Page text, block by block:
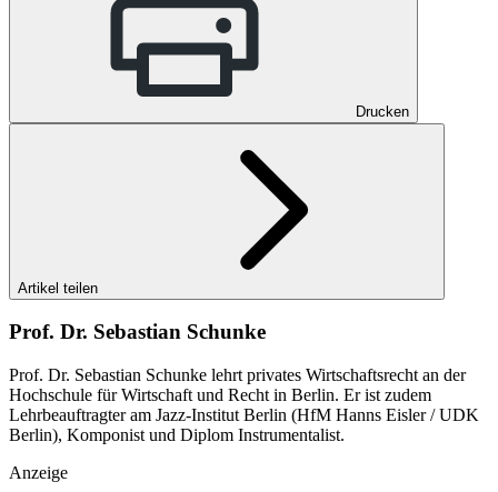
Drucken
Artikel teilen
Prof. Dr. Sebastian Schunke
Prof. Dr. Sebastian Schunke lehrt privates Wirtschaftsrecht an der
Hochschule für Wirtschaft und Recht in Berlin. Er ist zudem
Lehrbeauftragter am Jazz-Institut Berlin (HfM Hanns Eisler / UDK
Berlin), Komponist und Diplom Instrumentalist.
Anzeige